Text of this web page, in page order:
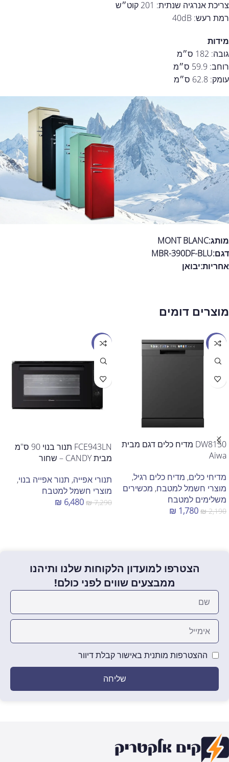
צריכת אנרגיה שנתית: 201 קוט״ש
רמת רעש: 40dB
מידות
גובה: 182 ס״מ
רוחב: 59.9 ס״מ
עומק: 62.8 ס״מ
מותג:MONT BLANC
דגם:MBR-390DF-BLU
אחריות:יבואן
מוצרים דומים
מבצע
DW8150 מדיח כלים דגם מבית
Aiwa
מדיחי כלים, מדיח כלים רגיל,
מוצרי חשמל למטבח, מכשירים
משלימים למטבח
₪2,190
₪ 1,780
מבצע
FCE943LN תנור בנוי 90 ס"מ
מבית CANDY – שחור
תנורי אפייה, תנור אפייה בנוי,
מוצרי חשמל למטבח
₪7,290
₪ 6,480
הצטרפו למועדון הלקוחות שלנו ותיהנו
ממבצעים שווים לפני כולם!
ההצטרפות מותנית באישור קבלת דיוור
שליחה